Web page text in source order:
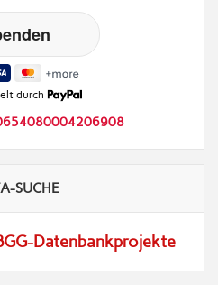
durch
SUCHE
Datenbankprojekte